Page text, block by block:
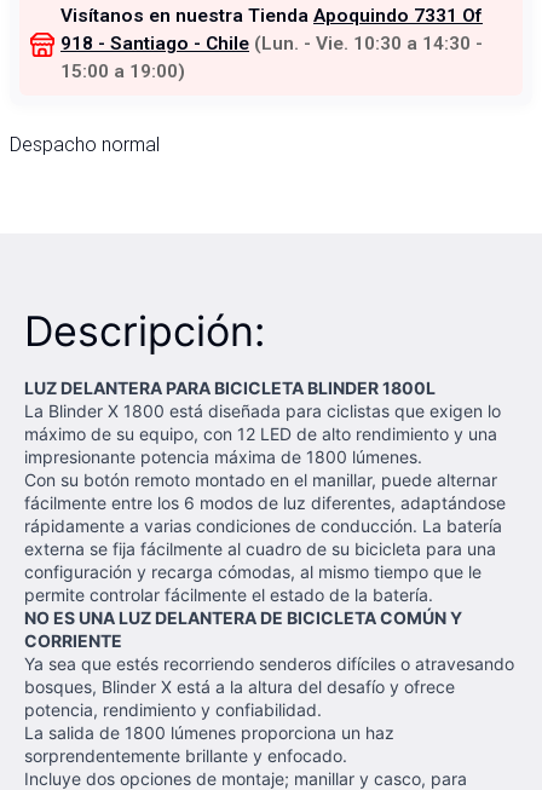
Visítanos en nuestra Tienda Apoquindo 7331 Of
918 - Santiago - Chile (Lun. - Vie. 10:30 a 14:30 -
15:00 a 19:00)
Despacho normal
Descripción:
LUZ DELANTERA PARA BICICLETA BLINDER 1800L
La Blinder X 1800 está diseñada para ciclistas que exigen lo
máximo de su equipo, con 12 LED de alto rendimiento y una
impresionante potencia máxima de 1800 lúmenes.
Con su botón remoto montado en el manillar, puede alternar
fácilmente entre los 6 modos de luz diferentes, adaptándose
rápidamente a varias condiciones de conducción. La batería
externa se fija fácilmente al cuadro de su bicicleta para una
configuración y recarga cómodas, al mismo tiempo que le
permite controlar fácilmente el estado de la batería.
NO ES UNA LUZ DELANTERA DE BICICLETA COMÚN Y
CORRIENTE
Ya sea que estés recorriendo senderos difíciles o atravesando
bosques, Blinder X está a la altura del desafío y ofrece
potencia, rendimiento y confiabilidad.
La salida de 1800 lúmenes proporciona un haz
sorprendentemente brillante y enfocado.
Incluye dos opciones de montaje; manillar y casco, para